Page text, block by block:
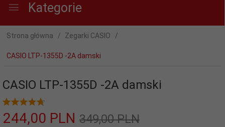
Kategorie
Strona główna Zegarki CASIO
CASIO LTP-1355D -2A damski
CASIO LTP-1355D -2A damski
244,00 PLN 349,00 PLN